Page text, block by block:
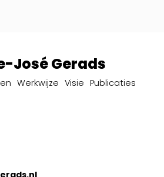
José Gerads
Werkwijze Visie Publicaties